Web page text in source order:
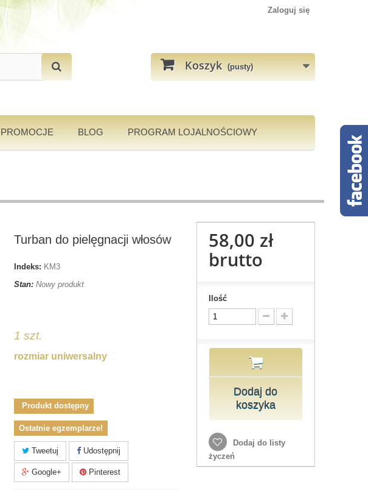
Zaloguj się
Koszyk (pusty)
PROMOCJE BLOG PROGRAM LOJALNOŚCIOWY
Turban do pielęgnacji włosów
Indeks: KM3
Stan: Nowy produkt
1 szt.
rozmiar uniwersalny
Produkt dostępny
Ostatnie egzemplarze!
Tweetuj Udostępnij
Google+ Pinterest
58,00 zł
brutto
Ilość
Dodaj do
koszyka
Dodaj do listy
życzeń